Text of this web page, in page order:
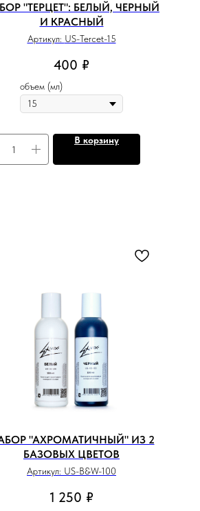
"ТЕРЦЕТ": БЕЛЫЙ, ЧЕРНЫЙ
И КРАСНЫЙ
Артикул: US-Tercet-15
400 ₽
объем (мл)
В корзину
"АХРОМАТИЧНЫЙ" ИЗ 2
БАЗОВЫХ ЦВЕТОВ
Артикул: US-B&W-100
1 250 ₽